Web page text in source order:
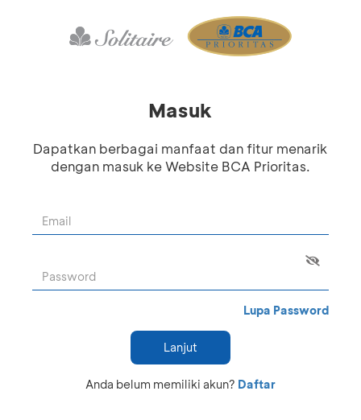
Masuk
Dapatkan berbagai manfaat dan fitur menarik
dengan masuk ke Website BCA Prioritas.
Lupa Password
Lanjut
Anda belum memiliki akun? Daftar